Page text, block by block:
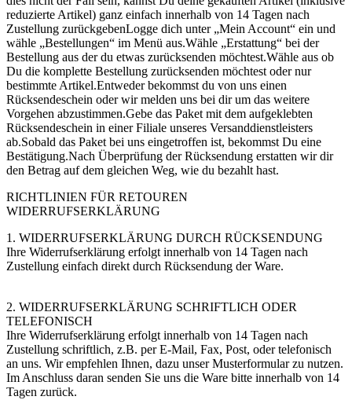
reduzierte Artikel) ganz einfach innerhalb von 14 Tagen nach
Zustellung zurückgebenLogge dich unter „Mein Account“ ein und
wähle „Bestellungen“ im Menü aus.Wähle „Erstattung“ bei der
Bestellung aus der du etwas zurücksenden möchtest.Wähle aus ob
Du die komplette Bestellung zurücksenden möchtest oder nur
bestimmte Artikel.Entweder bekommst du von uns einen
Rücksendeschein oder wir melden uns bei dir um das weitere
Vorgehen abzustimmen.Gebe das Paket mit dem aufgeklebten
Rücksendeschein in einer Filiale unseres Versanddienstleisters
ab.Sobald das Paket bei uns eingetroffen ist, bekommst Du eine
Bestätigung.Nach Überprüfung der Rücksendung erstatten wir dir
den Betrag auf dem gleichen Weg, wie du bezahlt hast.
RICHTLINIEN FÜR RETOUREN
WIDERRUFSERKLÄRUNG
1. WIDERRUFSERKLÄRUNG DURCH RÜCKSENDUNG
Ihre Widerrufserklärung erfolgt innerhalb von 14 Tagen nach
Zustellung einfach direkt durch Rücksendung der Ware.
2. WIDERRUFSERKLÄRUNG SCHRIFTLICH ODER
TELEFONISCH
Ihre Widerrufserklärung erfolgt innerhalb von 14 Tagen nach
Zustellung schriftlich, z.B. per E-Mail, Fax, Post, oder telefonisch
an uns. Wir empfehlen Ihnen, dazu unser Musterformular zu nutzen.
Im Anschluss daran senden Sie uns die Ware bitte innerhalb von 14
Tagen zurück.